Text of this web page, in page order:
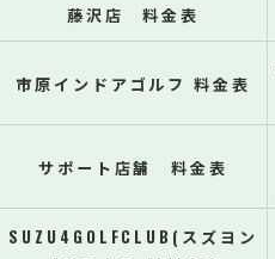
藤沢店 料金表
市原インドアゴルフ 料金表
サポート店舗 料金表
SUZU4GOLFCLUB(スズヨン